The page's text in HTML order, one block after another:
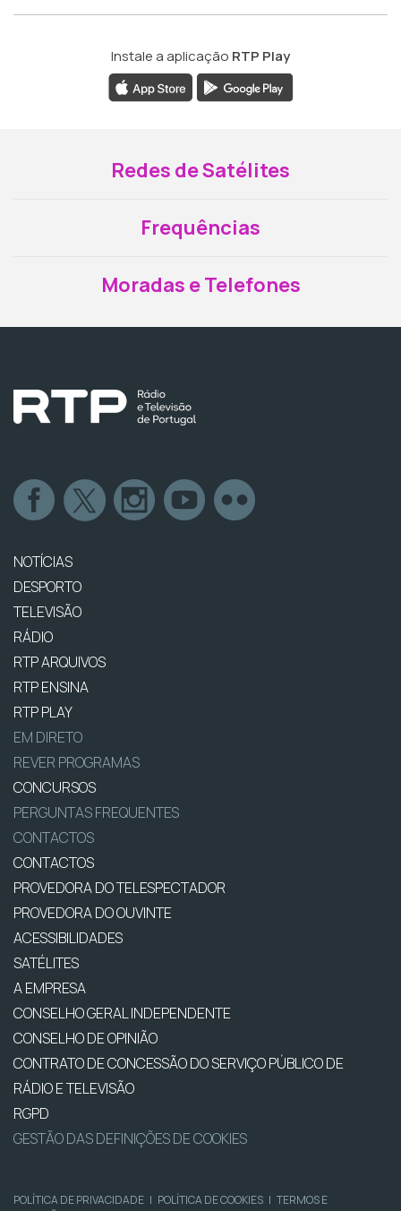
Instale a aplicação RTP Play
Redes de Satélites
Frequências
Moradas e Telefones
NOTÍCIAS
DESPORTO
TELEVISÃO
RÁDIO
RTP ARQUIVOS
RTP ENSINA
RTP PLAY
EM DIRETO
REVER PROGRAMAS
CONCURSOS
PERGUNTAS FREQUENTES
CONTACTOS
CONTACTOS
PROVEDORA DO TELESPECTADOR
PROVEDORA DO OUVINTE
ACESSIBILIDADES
SATÉLITES
A EMPRESA
CONSELHO GERAL INDEPENDENTE
CONSELHO DE OPINIÃO
CONTRATO DE CONCESSÃO DO SERVIÇO PÚBLICO DE
RÁDIO E TELEVISÃO
RGPD
GESTÃO DAS DEFINIÇÕES DE COOKIES
POLÍTICA DE PRIVACIDADE | POLÍTICA DE COOKIES | TERMOS E